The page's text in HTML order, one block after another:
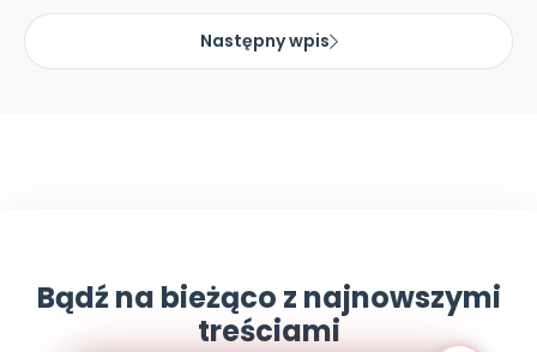
Archiwalne numery
Pomoc
Następny wpis
Bądź na bieżąco z najnowszymi
treściami